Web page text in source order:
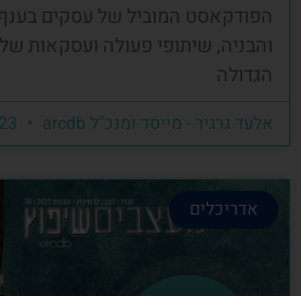
הפודקאסט המוביל של עסקים
והבניה, שיתופי פעולה ועסקאות
הגדולה
אלעד גרגיר - מייסד ומנכ"ל arcdb
אדריכלים